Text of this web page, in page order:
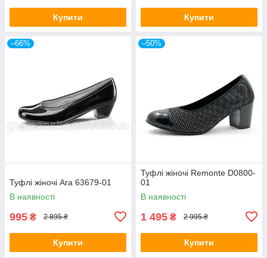
Купити Купити
–66%
Туфлі жіночі Ara 63679-01
В наявності
995 ₴ 2 895 ₴
Купити
–50%
Туфлі жіночі Remonte D0800-
01
В наявності
1 495 ₴ 2 995 ₴
Купити